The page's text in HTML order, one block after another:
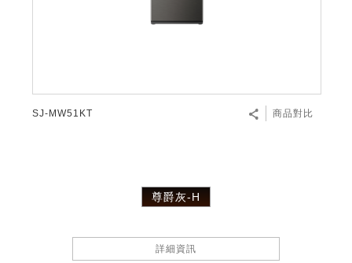
SJ-MW51KT 商品對比
尊爵灰-H
詳細資訊